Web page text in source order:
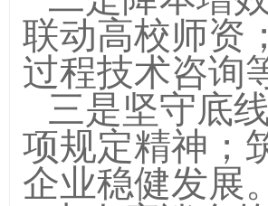
联动高校师资
过程技术咨询
三是坚守底
项规定精神；
企业稳健发展。